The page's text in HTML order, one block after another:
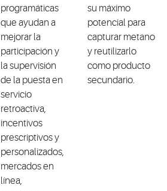
programáticas
que ayudan a
mejorar la
participación y
la supervisión
de la puesta en
servicio
retroactiva,
incentivos
prescriptivos y
personalizados,
mercados en
línea,
su máximo
potencial para
capturar metano
y reutilizarlo
como producto
secundario.